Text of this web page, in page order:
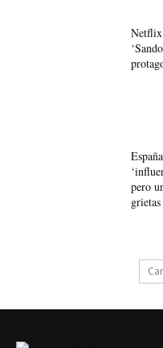
Netflix
pero